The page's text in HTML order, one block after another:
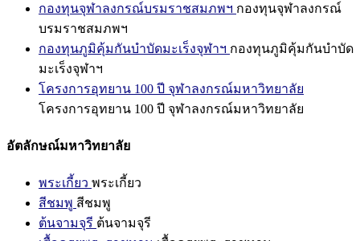
กองทุนจุฬาลงกรณ์บรมราชสมภพฯ กองทุนจุฬาลงกรณ์
บรมราชสมภพฯ
กองทุนภูมิคุ้มกันบำบัดมะเร็งจุฬาฯ กองทุนภูมิคุ้มกันบำบัด
มะเร็งจุฬาฯ
โครงการอุทยาน 100 ปี จุฬาลงกรณ์มหาวิทยาลัย
โครงการอุทยาน 100 ปี จุฬาลงกรณ์มหาวิทยาลัย
อัตลักษณ์มหาวิทยาลัย
พระเกี้ยว พระเกี้ยว
สีชมพู สีชมพู
ต้นจามจุรี ต้นจามจุรี